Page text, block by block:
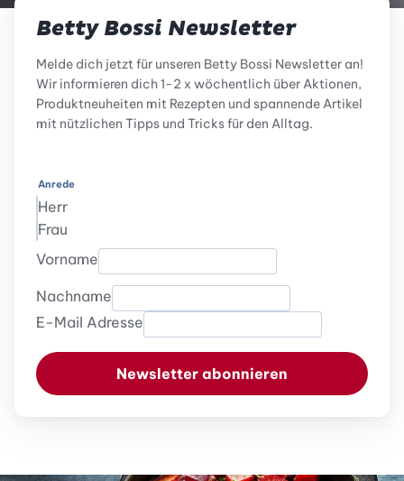
Betty Bossi Newsletter
Melde dich jetzt für unseren Betty Bossi Newsletter an!
Wir informieren dich 1-2 x wöchentlich über Aktionen,
Produktneuheiten mit Rezepten und spannende Artikel
mit nützlichen Tipps und Tricks für den Alltag.
Anrede
Herr
Frau
Vorname
Nachname
E-Mail Adresse
Newsletter abonnieren